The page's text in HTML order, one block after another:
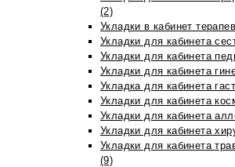
(2)
Укладки в кабинет
Укладки для кабинета
Укладки для кабинета
Укладки для кабинета
Укладка для кабинета
Укладки для кабинета
Укладки для кабинета
Укладки для кабинета
Укладки для кабинета
(9)